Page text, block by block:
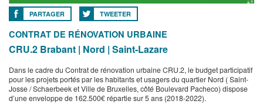
PARTAGER TWEETER
CONTRAT DE RÉNOVATION URBAINE
CRU.2 Brabant | Nord | Saint-Lazare
Dans le cadre du Contrat de rénovation urbaine CRU.2, le budget participatif
pour les projets portés par les habitants et usagers du quartier Nord ( Saint-
Josse / Schaerbeek et Ville de Bruxelles, côté Boulevard Pacheco) dispose
d’une enveloppe de 162.500€ répartie sur 5 ans (2018-2022).